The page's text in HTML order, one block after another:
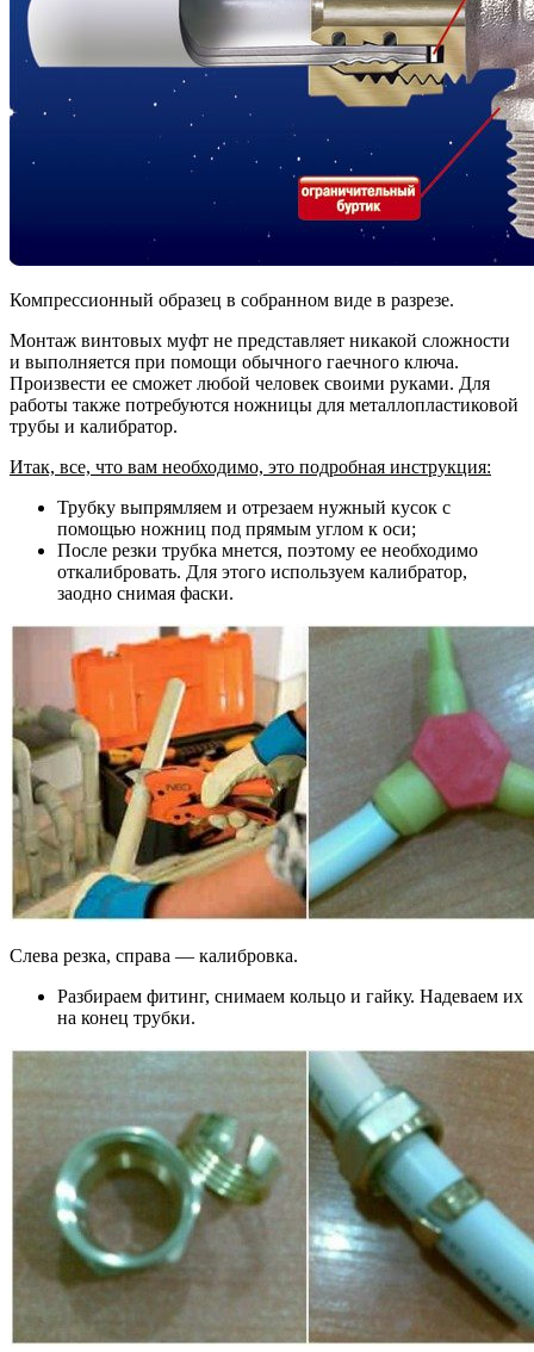
Компрессионный образец в собранном виде в разрезе.
Монтаж винтовых муфт не представляет никакой сложности
и выполняется при помощи обычного гаечного ключа.
Произвести ее сможет любой человек своими руками. Для
работы также потребуются ножницы для металлопластиковой
трубы и калибратор.
Итак, все, что вам необходимо, это подробная инструкция:
Трубку выпрямляем и отрезаем нужный кусок с
помощью ножниц под прямым углом к оси;
После резки трубка мнется, поэтому ее необходимо
откалибровать. Для этого используем калибратор,
заодно снимая фаски.
Слева резка, справа — калибровка.
Разбираем фитинг, снимаем кольцо и гайку. Надеваем их
на конец трубки.